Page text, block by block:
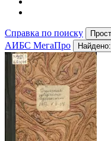
Справка по поиску
АИБС МегаПро
Найдено: